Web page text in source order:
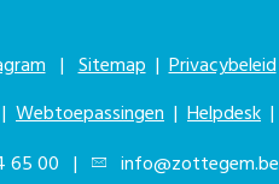
| Sitemap |Privacybeleid
| Webtoepassingen | Helpdesk |
65 00 | info@zottegem.be